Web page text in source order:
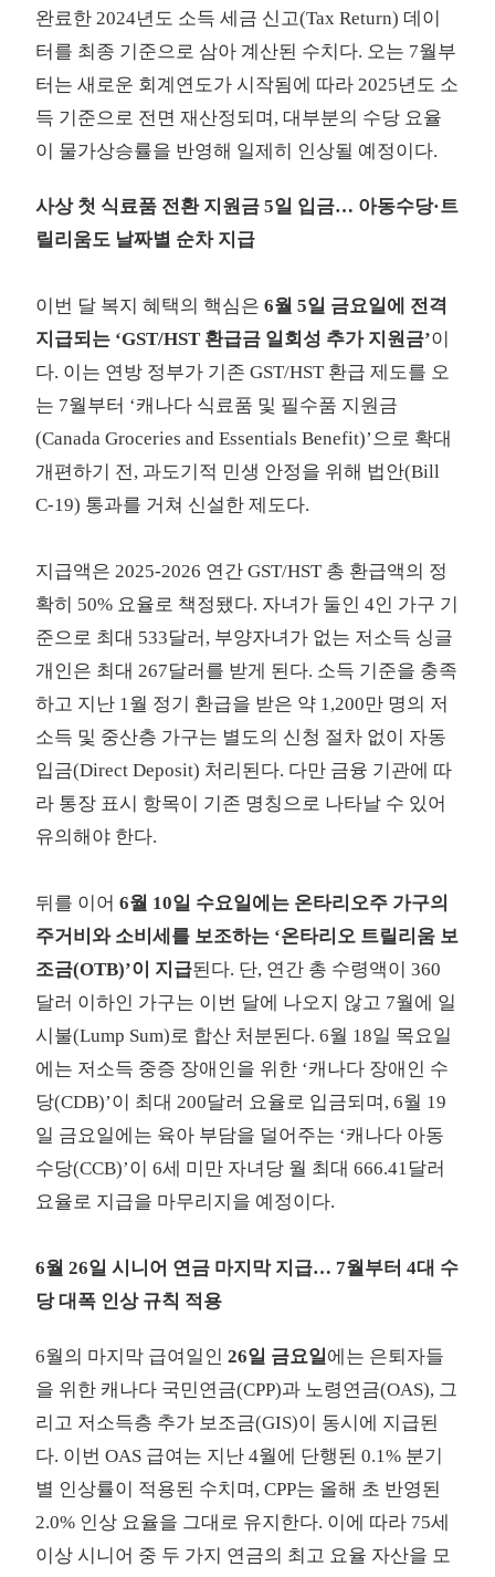
완료한 2024년도 소득 세금 신고(Tax Return) 데이
터를 최종 기준으로 삼아 계산된 수치다. 오는 7월부
터는 새로운 회계연도가 시작됨에 따라 2025년도 소
득 기준으로 전면 재산정되며, 대부분의 수당 요율
이 물가상승률을 반영해 일제히 인상될 예정이다.
사상 첫 식료품 전환 지원금 5일 입금… 아동수당·트
릴리움도 날짜별 순차 지급
이번 달 복지 혜택의 핵심은6월 5일 금요일에 전격
지급되는 ‘GST/HST 환급금 일회성 추가 지원금’이
다. 이는 연방 정부가 기존 GST/HST 환급 제도를 오
는 7월부터 ‘캐나다 식료품 및 필수품 지원금
(Canada Groceries and Essentials Benefit)’으로 확대
개편하기 전, 과도기적 민생 안정을 위해 법안(Bill
C-19) 통과를 거쳐 신설한 제도다.
지급액은 2025-2026 연간 GST/HST 총 환급액의 정
확히 50% 요율로 책정됐다. 자녀가 둘인 4인 가구 기
준으로 최대 533달러, 부양자녀가 없는 저소득 싱글
개인은 최대 267달러를 받게 된다. 소득 기준을 충족
하고 지난 1월 정기 환급을 받은 약 1,200만 명의 저
소득 및 중산층 가구는 별도의 신청 절차 없이 자동
입금(Direct Deposit) 처리된다. 다만 금융 기관에 따
라 통장 표시 항목이 기존 명칭으로 나타날 수 있어
유의해야 한다.
뒤를 이어6월 10일 수요일에는 온타리오주 가구의
주거비와 소비세를 보조하는 ‘온타리오 트릴리움 보
조금(OTB)’이 지급된다. 단, 연간 총 수령액이 360
달러 이하인 가구는 이번 달에 나오지 않고 7월에 일
시불(Lump Sum)로 합산 처분된다. 6월 18일 목요일
에는 저소득 중증 장애인을 위한 ‘캐나다 장애인 수
당(CDB)’이 최대 200달러 요율로 입금되며, 6월 19
일 금요일에는 육아 부담을 덜어주는 ‘캐나다 아동
수당(CCB)’이 6세 미만 자녀당 월 최대 666.41달러
요율로 지급을 마무리지을 예정이다.
6월 26일 시니어 연금 마지막 지급… 7월부터 4대 수
당 대폭 인상 규칙 적용
6월의 마지막 급여일인26일 금요일에는 은퇴자들
을 위한 캐나다 국민연금(CPP)과 노령연금(OAS), 그
리고 저소득층 추가 보조금(GIS)이 동시에 지급된
다. 이번 OAS 급여는 지난 4월에 단행된 0.1% 분기
별 인상률이 적용된 수치며, CPP는 올해 초 반영된
2.0% 인상 요율을 그대로 유지한다. 이에 따라 75세
이상 시니어 중 두 가지 연금의 최고 요율 자산을 모